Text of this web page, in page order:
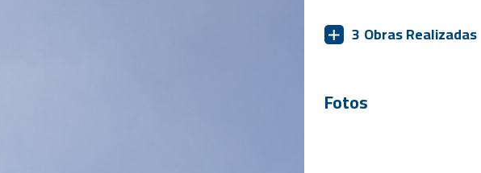
3 Obras Realizadas
Fotos